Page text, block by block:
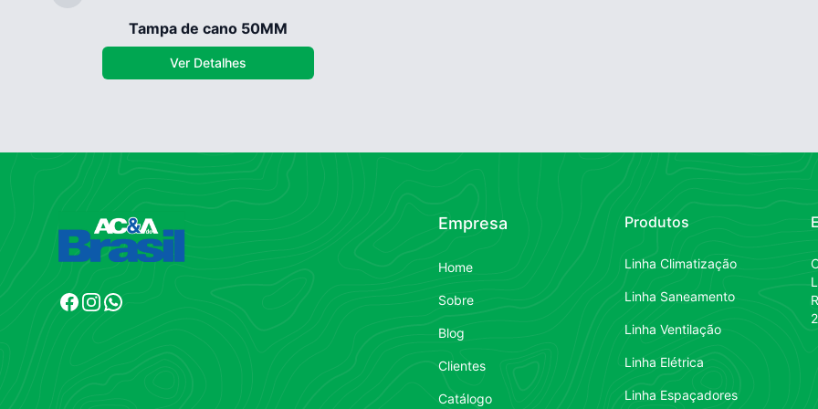
Tampa de cano 50MM
Ver Detalhes
Facebook
Instagram
WhatsApp
Empresa
Home
Sobre
Blog
Clientes
Catálogo
Produtos
Linha Climatização
Linha Saneamento
Linha Ventilação
Linha Elétrica
Linha Espaçadores